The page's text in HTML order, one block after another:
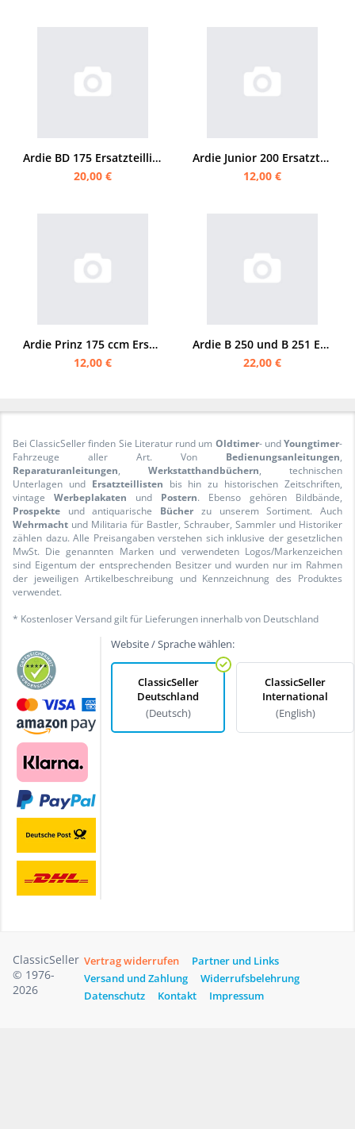
Ardie BD 175 Ersatzteilliste
20,00 €
Ardie Junior 200 Ersatzteilliste
12,00 €
Ardie Prinz 175 ccm Ersatzteilliste
12,00 €
Ardie B 250 und B 251 Ersatzteilliste
22,00 €
Bei ClassicSeller finden Sie Literatur rund um Oldtimer- undYoungtimer-
Fahrzeuge aller Art. Von Bedienungsanleitungen,
Reparaturanleitungen, Werkstatthandbüchern, technischen
Unterlagen und Ersatzteillisten bis hin zu historischen Zeitschriften,
vintage Werbeplakaten und Postern. Ebenso gehören Bildbände,
Prospekte und antiquarische Bücher zu unserem Sortiment. Auch
Wehrmacht und Militaria für Bastler, Schrauber, Sammler und Historiker
zählen dazu. Alle Preisangaben verstehen sich inklusive der gesetzlichen
MwSt. Die genannten Marken und verwendeten Logos/Markenzeichen
sind Eigentum der entsprechenden Besitzer und wurden nur im Rahmen
der jeweiligen Artikelbeschreibung und Kennzeichnung des Produktes
verwendet.
* Kostenloser Versand gilt für Lieferungen innerhalb von Deutschland
Website / Sprache wählen:
ClassicSeller
Deutschland
(Deutsch)
ClassicSeller
International
(English)
ClassicSeller
© 1976-
2026
Vertrag widerrufen
Partner und Links
Versand und Zahlung
Widerrufsbelehrung
Datenschutz
Kontakt Impressum